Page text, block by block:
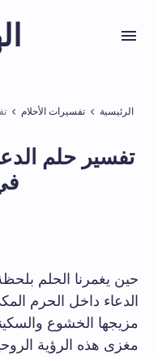
الرئيسية تفسيرات الأحلام
تفسير حلم
حين يغمرنا الحلم
الدعاء داخل الحرم
مزيجها الخشوع
مغزى هذه الرؤية